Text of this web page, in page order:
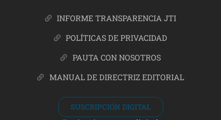
INFORME TRANSPARENCIA JTI
POLÍTICAS DE PRIVACIDAD
PAUTA CON NOSOTROS
MANUAL DE DIRECTRIZ EDITORIAL
SUSCRIPCIÓN DIGITAL